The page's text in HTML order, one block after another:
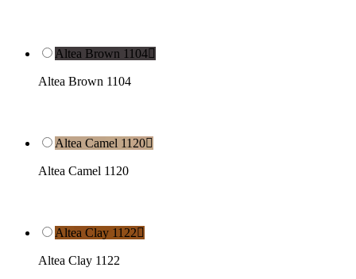
Altea Brown 1104
Altea Brown 1104
Altea Camel 1120
Altea Camel 1120
Altea Clay 1122
Altea Clay 1122